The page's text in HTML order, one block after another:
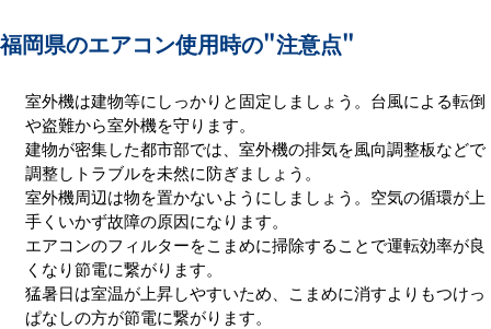
福岡県のエアコン使用時の"注意点"
室外機は建物等にしっかりと固定しましょう。台風による転倒
や盗難から室外機を守ります。
建物が密集した都市部では、室外機の排気を風向調整板などで
調整しトラブルを未然に防ぎましょう。
室外機周辺は物を置かないようにしましょう。空気の循環が上
手くいかず故障の原因になります。
エアコンのフィルターをこまめに掃除することで運転効率が良
くなり節電に繋がります。
猛暑日は室温が上昇しやすいため、こまめに消すよりもつけっ
ぱなしの方が節電に繋がります。